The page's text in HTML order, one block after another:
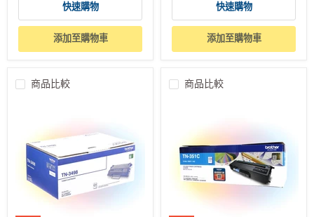
快速購物
添加至購物車
快速購物
添加至購物車
商品比較 商品比較